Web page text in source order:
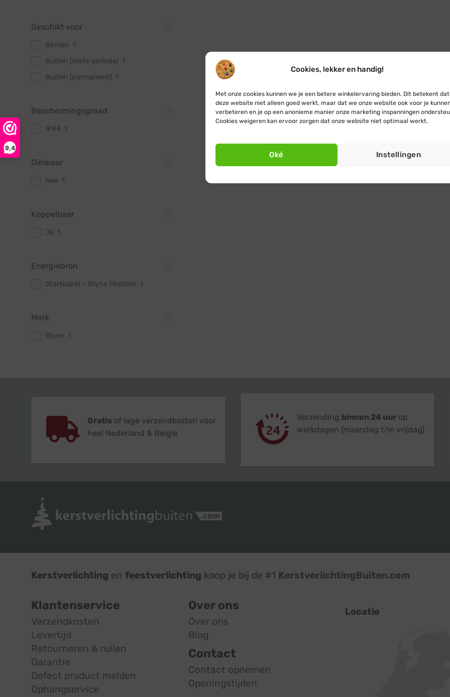
Cookies, lekker en handig!
Met onze cookies kunnen we je een betere winkelervaring bieden. Dit betekent dat
deze website niet alleen goed werkt, maar dat we onze website ook voor je
verbeteren en je op een anonieme manier onze marketing inspanningen
Cookies weigeren kan ervoor zorgen dat onze website niet optimaal werkt.
Oké Instellingen
9,4
Geschikt voor
Binnen
Buiten (korte periode)
Buiten (permanent)
Beschermingsgraad
IP44
Dimbaar
Nee
Koppelbaar
Ja
Energiebron
Startkabel - Blynx Festoon
Merk
Blynx
Gratis of lage verzendkosten voor
heel Nederland & België
Verzending binnen 24 uurop
werkdagen (maandag t/m vrijdag)
Kerstverlichting en feestverlichting koop je bij de #1 KerstverlichtingBuiten.com
Klantenservice
Verzendkosten
Levertijd
Retourneren & ruilen
Garantie
Defect product melden
Ophangservice
Over ons
Over ons
Blog
Contact
Contact opnemen
Openingstijden
Locatie